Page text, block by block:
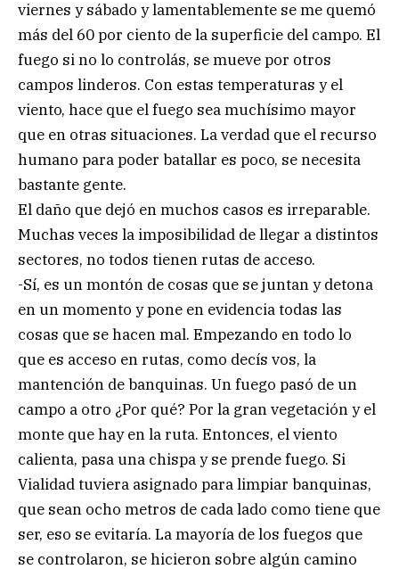
viernes y sábado y lamentablemente se me quemó
más del 60 por ciento de la superficie del campo. El
fuego si no lo controlás, se mueve por otros
campos linderos. Con estas temperaturas y el
viento, hace que el fuego sea muchísimo mayor
que en otras situaciones. La verdad que el recurso
humano para poder batallar es poco, se necesita
bastante gente.
El daño que dejó en muchos casos es irreparable.
Muchas veces la imposibilidad de llegar a distintos
sectores, no todos tienen rutas de acceso.
-Sí, es un montón de cosas que se juntan y detona
en un momento y pone en evidencia todas las
cosas que se hacen mal. Empezando en todo lo
que es acceso en rutas, como decís vos, la
mantención de banquinas. Un fuego pasó de un
campo a otro ¿Por qué? Por la gran vegetación y el
monte que hay en la ruta. Entonces, el viento
calienta, pasa una chispa y se prende fuego. Si
Vialidad tuviera asignado para limpiar banquinas,
que sean ocho metros de cada lado como tiene que
ser, eso se evitaría. La mayoría de los fuegos que
se controlaron, se hicieron sobre algún camino